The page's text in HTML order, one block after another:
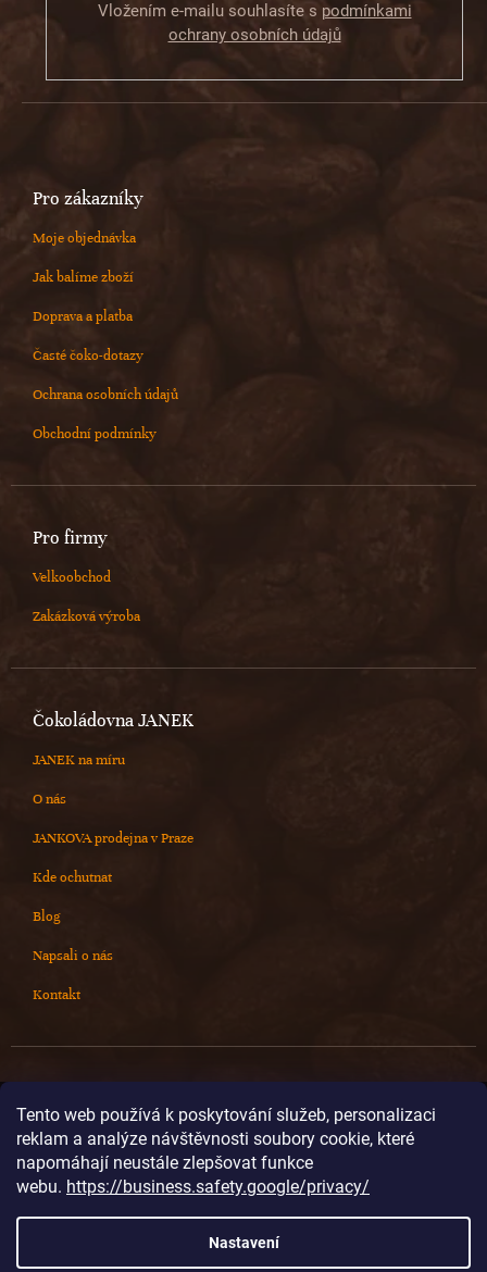
Tento web používá k poskytování služeb, personalizaci
reklam a analýze návštěvnosti soubory cookie, které
napomáhají neustále zlepšovat funkce
webu. https://business.safety.google/privacy/
Nastavení
Vložením e-mailu souhlasíte s podmínkami
ochrany osobních údajů
Pro zákazníky
Moje objednávka
Jak balíme zboží
Doprava a platba
Časté čoko-dotazy
Ochrana osobních údajů
Obchodní podmínky
Pro firmy
Velkoobchod
Zakázková výroba
Čokoládovna JANEK
JANEK na míru
O nás
JANKOVA prodejna v Praze
Kde ochutnat
Blog
Napsali o nás
Kontakt
info@cokoladovnajanek.cz
+420 778 716 678
@janek_chocolate